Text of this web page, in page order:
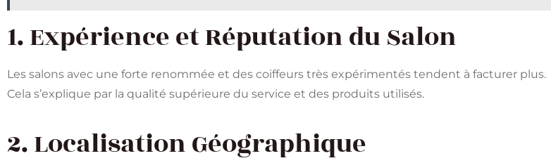
1. Expérience et Réputation du Salon
Les salons avec une forte renommée et des coiffeurs très expérimentés tendent à facturer plus.
Cela s’explique par la qualité supérieure du service et des produits utilisés.
2. Localisation Géographique